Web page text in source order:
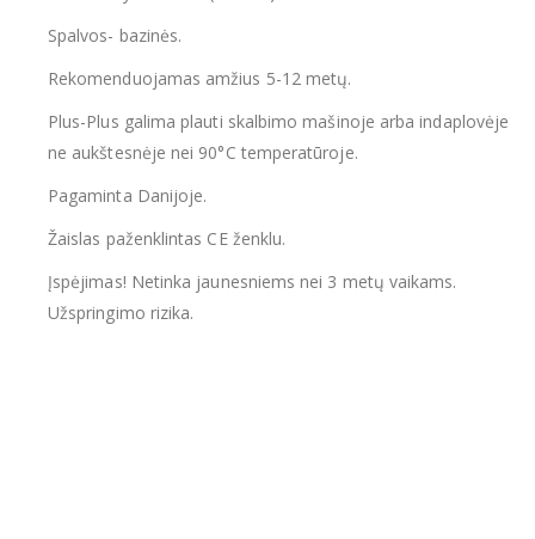
Spalvos- bazinės.
Rekomenduojamas amžius 5-12 metų.
Plus-Plus galima plauti skalbimo mašinoje arba indaplovėje
ne aukštesnėje nei 90°C temperatūroje.
Pagaminta Danijoje.
Žaislas paženklintas CE ženklu.
Įspėjimas! Netinka jaunesniems nei 3 metų vaikams.
Užspringimo rizika.